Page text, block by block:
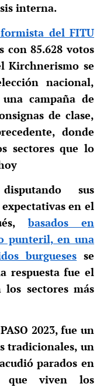
interna.
del FITU
con 85.628 votos
Kirchnerismo se
nacional,
campaña de
de clase,
donde
sectores que lo
sus
en el
basados en
punteril, en una
burgueses se
respuesta fue el
sectores más
2023, fue un
tradicionales, un
parados en
viven los